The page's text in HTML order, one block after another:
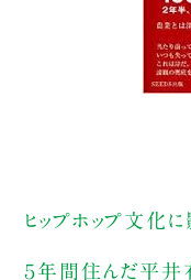
ヒップホップ文化に
５年間住んだ平井